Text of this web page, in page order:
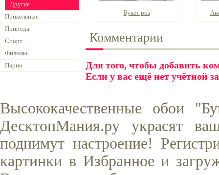
Другие
Прикольные
Природа
Спорт
Фильмы
Парни
Букет роз
Комментарии
Для того, чтобы добавить
Если у вас ещё нет учётной
Высококачественные обои
ДесктопМания.ру украсят
поднимут настроение!
картинки в Избранное и